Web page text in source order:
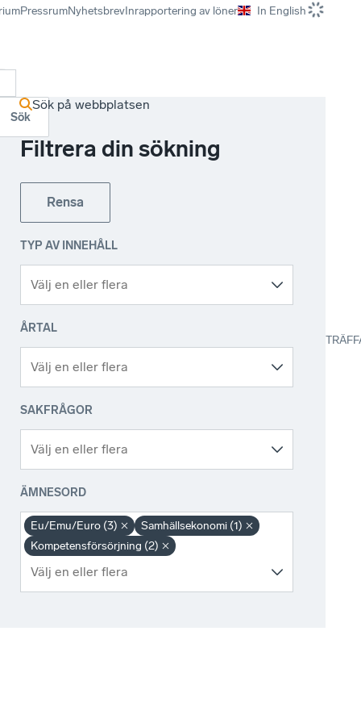
PressrumNyhetsbrevInrapportering av löner In English
Sök på webbplatsen
Filtrera din sökning
Rensa
TYP AV INNEHÅLL
ÅRTAL
SAKFRÅGOR
ÄMNESORD
Eu/Emu/Euro (3)
Samhällsekonomi (1)
Kompetensförsörjning (2)
Sök